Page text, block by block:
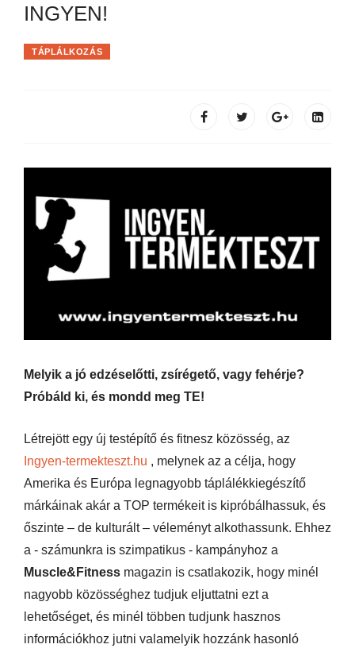
INGYEN!
TÁPLÁLKOZÁS
Melyik a jó edzéselőtti, zsírégető, vagy fehérje?
Próbáld ki, és mondd meg TE!
Létrejött egy új testépítő és fitnesz közösség, az
Ingyen-termekteszt.hu , melynek az a célja, hogy
Amerika és Európa legnagyobb táplálékkiegészítő
márkáinak akár a TOP termékeit is kipróbálhassuk, és
őszinte – de kulturált – véleményt alkothassunk. Ehhez
a - számunkra is szimpatikus - kampányhoz a
Muscle&Fitness magazin is csatlakozik, hogy minél
nagyobb közösséghez tudjuk eljuttatni ezt a
lehetőséget, és minél többen tudjunk hasznos
információkhoz jutni valamelyik hozzánk hasonló